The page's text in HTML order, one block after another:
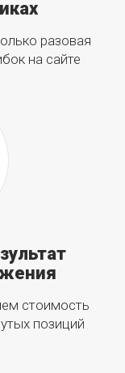
разовая
на сайте
стоимость
позиций